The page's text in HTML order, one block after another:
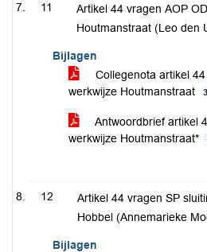
11
Artikel 44 vragen AOP
Houtmanstraat (Leo den
Bijlagen
Collegenota artikel
werkwijze Houtmanstraat
Antwoordbrief artikel
werkwijze Houtmanstraat*
12
Artikel 44 vragen SP
Hobbel (Annemarieke
Bijlagen